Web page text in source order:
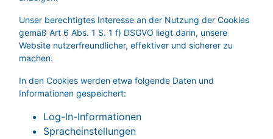
Unser berechtigtes Interesse an der Nutzung der Cookies
gemäß Art 6 Abs. 1 S. 1 f) DSGVO liegt darin, unsere
Website nutzerfreundlicher, effektiver und sicherer zu
machen.
In den Cookies werden etwa folgende Daten und
Informationen gespeichert:
Log-In-Informationen
Spracheinstellungen